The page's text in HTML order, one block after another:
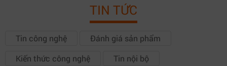
TIN TỨC
Tin công nghệ
Đánh giá sản phẩm
Kiến thức công nghệ
Tin nội bộ